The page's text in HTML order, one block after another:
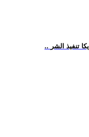
تنفيذ الشر